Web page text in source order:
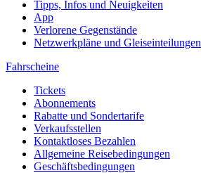
Tipps, Infos und Neuigkeiten
App
Verlorene Gegenstände
Netzwerkpläne und Gleiseinteilungen
Fahrscheine
Tickets
Abonnements
Rabatte und Sondertarife
Verkaufsstellen
Kontaktloses Bezahlen
Allgemeine Reisebedingungen
Geschäftsbedingungen